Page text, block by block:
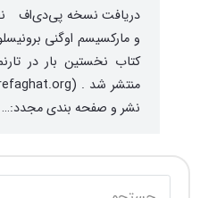
دریافت نسخه پی‌دی‌اف
و مارکسیسم اوگنی
کتاب نخستین بار در
نشر و صفحه بندی مجدد:…